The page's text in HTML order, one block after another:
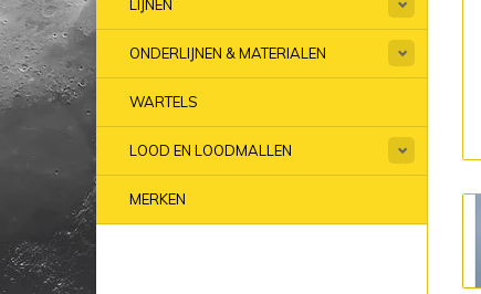
LIJNEN
ONDERLIJNEN & MATERIALEN
WARTELS
LOOD EN LOODMALLEN
MERKEN